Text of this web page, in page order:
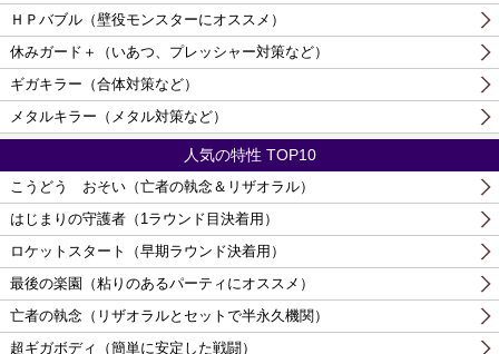
ＨＰバブル（壁役モンスターにオススメ）
休みガード＋（いあつ、プレッシャー対策など）
ギガキラー（合体対策など）
メタルキラー（メタル対策など）
人気の特性 TOP10
こうどう おそい（亡者の執念＆リザオラル）
はじまりの守護者（1ラウンド目決着用）
ロケットスタート（早期ラウンド決着用）
最後の楽園（粘りのあるパーティにオススメ）
亡者の執念（リザオラルとセットで半永久機関）
超ギガボディ（簡単に安定した戦闘）